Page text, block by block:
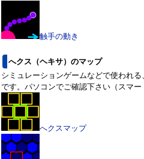
触手の動き
へクス（ヘキサ）のマップ
シミュレーションゲームなどで使われ
です。パソコンでご確認下さい（スマー
へクスマップ